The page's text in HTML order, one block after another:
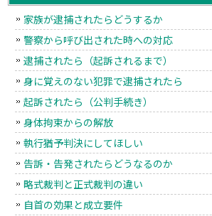
家族が逮捕されたらどうするか
警察から呼び出された時への対応
逮捕されたら（起訴されるまで）
身に覚えのない犯罪で逮捕されたら
起訴されたら（公判手続き）
身体拘束からの解放
執行猶予判決にしてほしい
告訴・告発されたらどうなるのか
略式裁判と正式裁判の違い
自首の効果と成立要件